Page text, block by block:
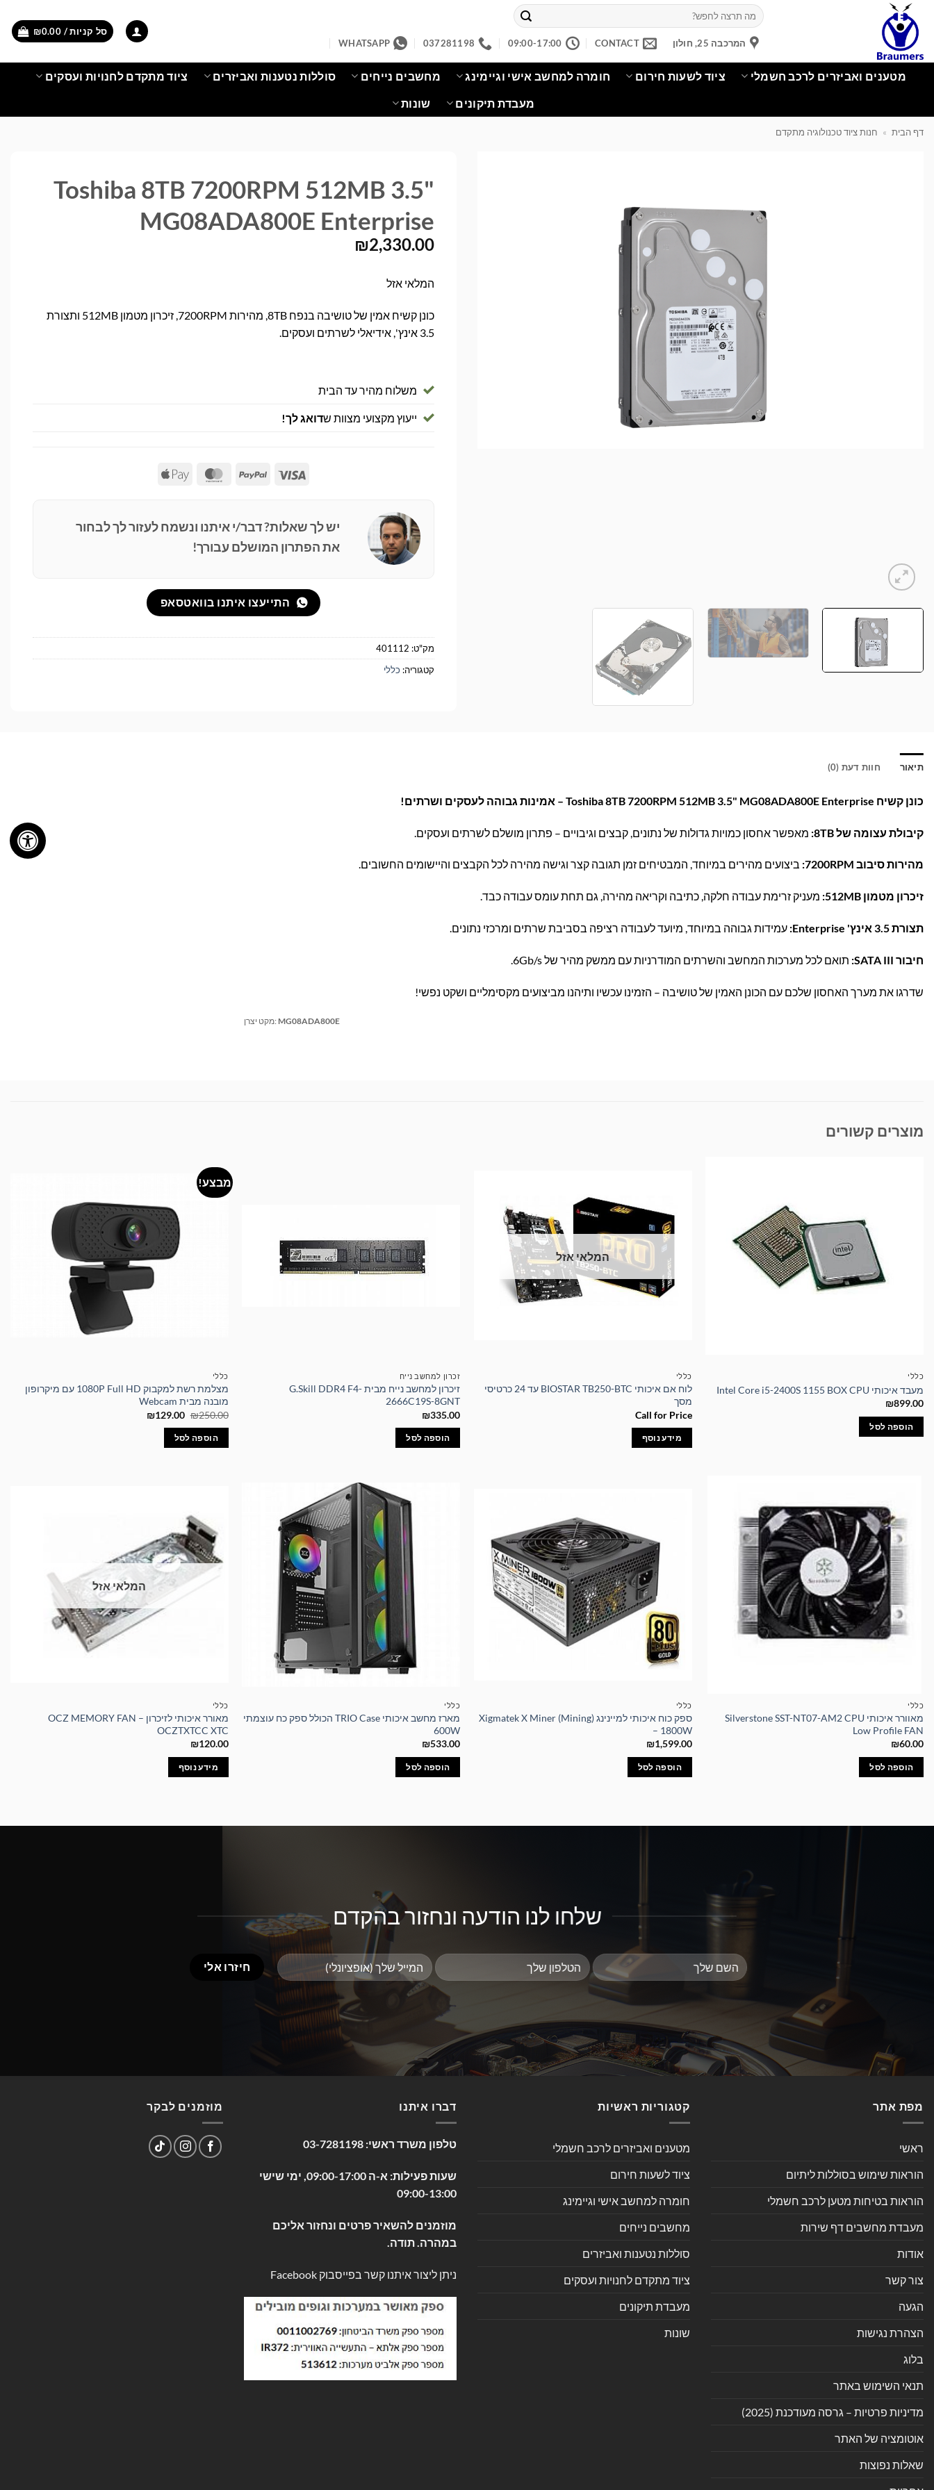
content
חיפוש
עבור:
המרכבה 25, חולון CONTACT
09:00-17:00
037281198
WHATSAPP
סל קניות / ₪0.00
מטענים ואביזרים לרכב חשמלי ציוד לשעות חירום חומרה למחשב אישי וגיימינג מחשבים נייחים סוללות נטענות ואביזרים ציוד מתקדם לחנויות ועסקים
מעבדת תיקונים שונות
דף הבית » חנות ציוד טכנולוגיה מתקדם
Toshiba 8TB 7200RPM 512MB 3.5"
MG08ADA800E Enterprise
₪2,330.00
המלאי אזל
כונן קשיח אמין של טושיבה בנפח 8TB, מהירות 7200RPM, זיכרון מטמון 512MB ותצורת
3.5 אינץ', אידיאלי לשרתים ועסקים.
משלוח מהיר עד הבית
ייעוץ מקצועי מצוות שדואג לך!
Visa
PayPal
MasterCard
Apple
יש לך שאלות? דבר/י איתנו ונשמח לעזור לך לבחור
את הפתרון המושלם עבורך!
התייעצו איתנו בוואטסאפ
מק"ט: 401112
קטגוריה: כללי
תיאור חוות דעת (0)
כונן קשיח Toshiba 8TB 7200RPM 512MB 3.5" MG08ADA800E Enterprise – אמינות גבוהה לעסקים ושרתים!
קיבולת עצומה של 8TB: מאפשר אחסון כמויות גדולות של נתונים, קבצים וגיבויים – פתרון מושלם לשרתים ועסקים.
מהירות סיבוב 7200RPM: ביצועים מהירים במיוחד, המבטיחים זמן תגובה קצר וגישה מהירה לכל הקבצים והיישומים החשובים.
זיכרון מטמון 512MB: מעניק זרימת עבודה חלקה, כתיבה וקריאה מהירה, גם תחת עומס עבודה כבד.
תצורת 3.5 אינץ' Enterprise: עמידות גבוהה במיוחד, מיועד לעבודה רציפה בסביבת שרתים ומרכזי נתונים.
חיבור SATA III: תואם לכל מערכות המחשב והשרתים המודרניות עם ממשק מהיר של 6Gb/s.
שדרגו את מערך האחסון שלכם עם הכונן האמין של טושיבה – הזמינו עכשיו ותיהנו מביצועים מקסימליים ושקט נפשי!
מקט יצרן: MG08ADA800E
מוצרים קשורים
כללי
מעבד איכותי Intel Core i5-2400S 1155 BOX CPU
₪899.00
הוספה לסל
המלאי אזל
כללי
לוח אם איכותי BIOSTAR TB250-BTC עד 24 כרטיסי
מסך
Call for Price
מידע נוסף
זכרון למחשב נייח
זיכרון למחשב נייח מבית G.Skill DDR4 F4-
2666C19S-8GNT
₪335.00
הוספה לסל
מבצע!
כללי
מצלמת רשת למקבוק 1080P Full HD עם מיקרופון
מובנה מבית Webcam
₪250.00
המחיר
היה:
₪250.00.
₪129.00
המחיר
הוספה לסל
כללי
מאוורר איכותי Silverstone SST-NT07-AM2 CPU
Low Profile FAN
₪60.00
הוספה לסל
כללי
ספק כוח איכותי למיינינג Xigmatek X Miner (Mining)
– 1800W
₪1,599.00
הוספה לסל
כללי
מארז מחשב איכותי TRIO Case הכולל ספק כח עוצמתי
600W
₪533.00
הוספה לסל
המלאי אזל
כללי
מאורר איכותי לזיכרון – OCZ MEMORY FAN
OCZTXTCC XTC
₪120.00
מידע נוסף
שלחו לנו הודעה ונחזור בהקדם
מפת אתר
ראשי
הוראות שימוש בסוללות ליתיום
הוראות בטיחות מטען לרכב חשמלי
מעבדת מחשבים דף שירות
אודות
צור קשר
הגעה
הצהרת נגישות
בלוג
תנאי השימוש באתר
מדיניות פרטיות – גרסה מעודכנת (2025)
אוטומציה של האתר
שאלות נפוצות
קטגוריות ראשיות
מטענים ואביזרים לרכב חשמלי
ציוד לשעות חירום
חומרה למחשב אישי וגיימינג
מחשבים נייחים
סוללות נטענות ואביזרים
ציוד מתקדם לחנויות ועסקים
מעבדת תיקונים
שונות
דברו איתנו
טלפון משרד ראשי: 03-7281198
שעות פעילות: א-ה 09:00-17:00, ימי שישי
09:00-13:00
מוזמנים להשאיר פרטים ונחזור אליכם
במהרה. תודה.
ניתן ליצור איתנו קשר בפייסבוק Facebook
מוזמנים לבקר